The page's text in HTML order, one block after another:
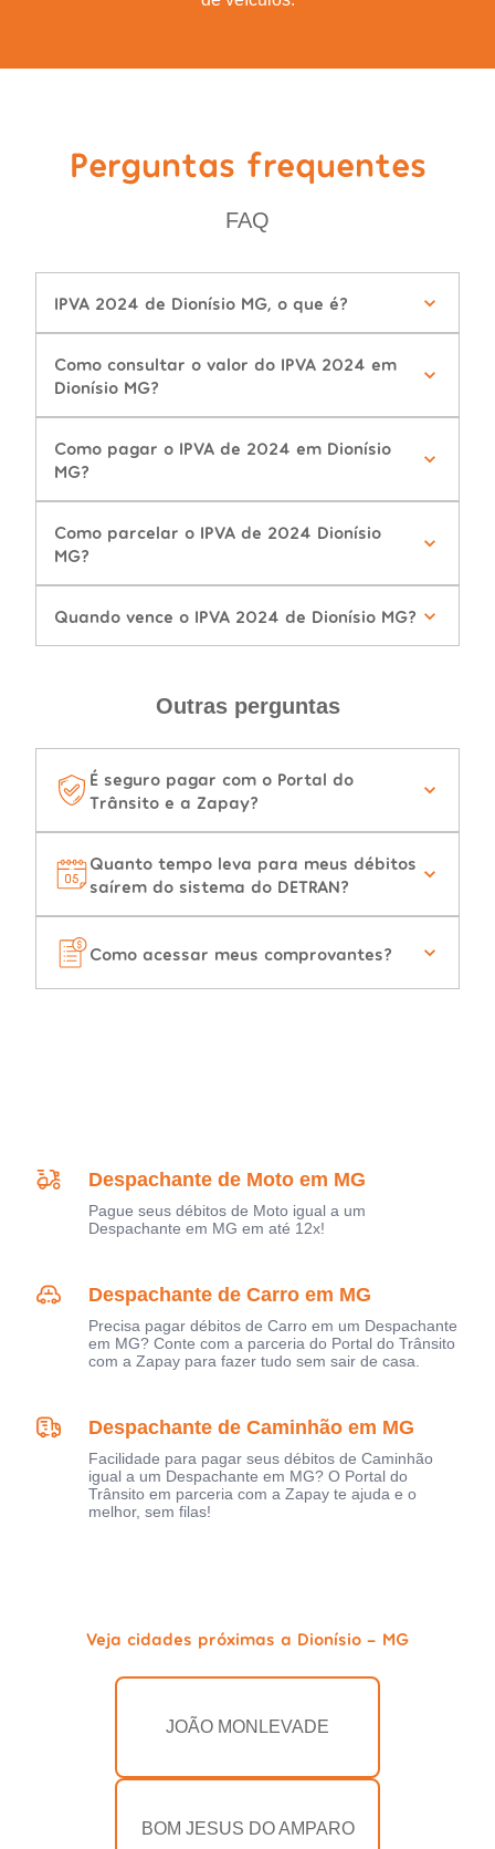
Perguntas frequentes
FAQ
IPVA 2024 de Dionísio MG, o que é?
Como consultar o valor do IPVA 2024 em
Dionísio MG?
Como pagar o IPVA de 2024 em Dionísio
MG?
Como parcelar o IPVA de 2024 Dionísio
MG?
Quando vence o IPVA 2024 de Dionísio MG?
Outras perguntas
É seguro pagar com o Portal do
Trânsito e a Zapay?
Quanto tempo leva para meus débitos
saírem do sistema do DETRAN?
Como acessar meus comprovantes?
Despachante de Moto em MG
Pague seus débitos de Moto igual a um
Despachante em MG em até 12x!
Despachante de Carro em MG
Precisa pagar débitos de Carro em um Despachante
em MG? Conte com a parceria do Portal do Trânsito
com a Zapay para fazer tudo sem sair de casa.
Despachante de Caminhão em MG
Facilidade para pagar seus débitos de Caminhão
igual a um Despachante em MG? O Portal do
Trânsito em parceria com a Zapay te ajuda e o
melhor, sem filas!
Veja cidades próximas a Dionísio - MG
JOÃO MONLEVADE
BOM JESUS DO AMPARO